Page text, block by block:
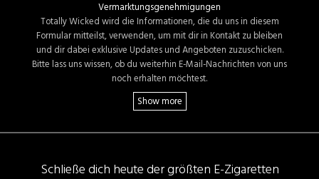
Vermarktungsgenehmigungen
Totally Wicked wird die Informationen, die du uns in diesem
Formular mitteilst, verwenden, um mit dir in Kontakt zu bleiben
und dir dabei exklusive Updates und Angeboten zuzuschicken.
Bitte lass uns wissen, ob du weiterhin E-Mail-Nachrichten von uns
noch erhalten möchtest.
Schließe dich heute der größten E-Zigaretten